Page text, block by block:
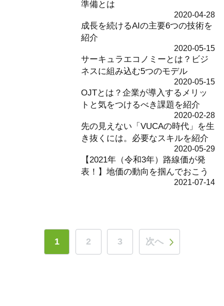
準備とは
2020-04-28
成長を続けるAIの主要6つの技術を
紹介
2020-05-15
サーキュラエコノミーとは？ビジ
ネスに組み込む5つのモデル
2020-05-15
OJTとは？企業が導入するメリッ
トと気をつけるべき課題を紹介
2020-02-28
先の見えない「VUCAの時代」を生
き抜くには。必要なスキルを紹介
2020-05-29
【2021年（令和3年）路線価が発
表！】地価の動向を掴んでおこう
2021-07-14
1 2 3 次へ